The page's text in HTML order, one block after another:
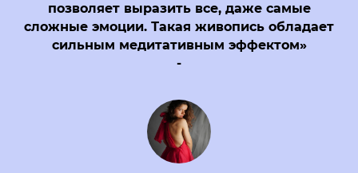
позволяет выразить все, даже самые
сложные эмоции. Такая живопись обладает
сильным медитативным эффектом»
-